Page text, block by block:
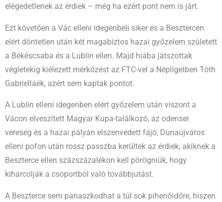
elégedetlenek az érdiek – még ha ezért pont nem is járt.
Ezt követően a Vác elleni idegenbeli siker és a Besztercén
elért döntetlen után két magabiztos hazai győzelem született
a Békéscsaba és a Lublin ellen. Majd hiába játszottak
végletekig kiélezett mérkőzést az FTC-vel a Népligetben Tóth
Gabrielláék, azért sem kaptak pontot.
A Lublin elleni idegenben elért győzelem után viszont a
Vácon elveszített Magyar Kupa-találkozó, az odensei
vereség és a hazai pályán elszenvedett fájó, Dunaújváros
elleni pofon után rossz passzba kerültek az érdiek, akiknek a
Beszterce ellen százszázalékon kell pörögniük, hogy
kiharcolják a csoportból való továbbjutást.
A Beszterce sem panaszkodhat a túl sok pihenőidőre, hiszen